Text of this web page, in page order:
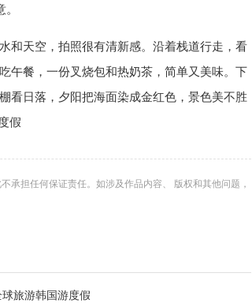
和天空，拍照很有清新感。沿着栈道行走，看
午餐，一份叉烧包和热奶茶，简单又美味。下
看日落，夕阳把海面染成金红色，景色美不胜
假
承担任何保证责任。如涉及作品内容、 版权和其他问题，
球旅游韩国游度假